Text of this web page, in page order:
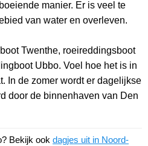
manier. Er is veel te
van water en overleven.
Twenthe, roeireddingsboot
Ubbo. Voel hoe het is in
In de zomer wordt er dagelijkse
door de binnenhaven van Den
Bekijk ook dagjes uit in Noord-